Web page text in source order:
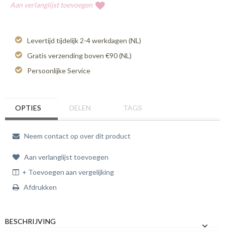
Aan verlanglijst toevoegen
Levertijd tijdelijk 2-4 werkdagen (NL)
Gratis verzending boven €90 (NL)
Persoonlijke Service
OPTIES DELEN TAGS
Neem contact op over dit product
Aan verlanglijst toevoegen
+ Toevoegen aan vergelijking
Afdrukken
BESCHRIJVING